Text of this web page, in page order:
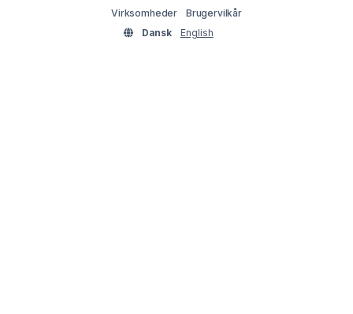
Virksomheder
Brugervilkår
Dansk
English